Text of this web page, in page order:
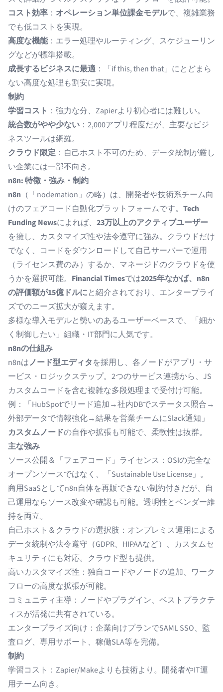
コスト効率 ： オペレーション単位課金モデルで、複雑業務
でも低コストを実現。
高度な機能：エラー処理やルーティング、スケジューリン
グなどが標準搭載。
成長するビジネスに最適 ：「if this, then that」にとどまら
ない高度な処理も割安に実現。
制約
学習コスト ：強力な分、Zapierより初心者には難しい。
統合数がやや少ない ：2,000アプリ程度だが、主要なビジ
ネスツールは網羅。
クラウド限定 ：自己ホスト不可のため、データ統制が厳し
い企業には一部不向き。
n8n: 特徴・強み・制約
n8n （「nodemation」の略）は、開発者や技術系チーム向
けのフェアコード自動化プラットフォームです。 Tech
Funding Newsによれば、 23万以上のアクティブユーザー
を擁し、カスタマイズ性や法令遵守に強み。クラウドだけ
でなく、コードをダウンロードして自己サーバーで運用
（ライセンス費のみ）するか、マネージドのクラウドを使
うかを選択可能。 Financial Timesでは2025年なかば、n8n
の評価額が15億ドルにと紹介されており、エンタープライ
ズでのニーズ拡大が窺えます。
多様な導入モデルと勢いのあるユーザーベースで、「細か
く制御したい」組織・IT部門に人気です。
n8nの仕組み
n8nはノード型エディタを採用し、各ノードがアプリ・サ
ービス・ロジックステップ。2つのサービス連携から、JS
カスタムコードを含む複雑な多段処理まで受付け可能。
例：「HubSpotでリード追加→社内DBでステータス照合→
外部データで情報強化→結果を営業チームにSlack通知」
カスタムノードの自作や拡張も可能で、柔軟性は抜群。
主な強み
ソース公開＆「フェアコード」ライセンス：OSIの完全な
オープンソースではなく、「Sustainable Use License」。
商用SaaSとしてn8n自体を再販できない制約付きだが、自
己運用ならソース改変や確認も可能。透明性とベンダー維
持を両立。
自己ホスト＆クラウドの選択肢：オンプレミス運用による
データ統制や法令遵守（GDPR、HIPAAなど）、カスタムセ
キュリティにも対応。クラウド型も提供。
高いカスタマイズ性：独自コードやノードの追加、ワーク
フローの高度な拡張が可能。
コミュニティ主導：ノードやプラグイン、ベストプラクテ
ィスが活発に共有されている。
エンタープライズ向け：企業向けプランでSAML SSO、監
査ログ、専用サポート、稼働SLA等を完備。
制約
学習コスト：Zapier/Makeよりも技術より。開発者やIT運
用チーム向き。